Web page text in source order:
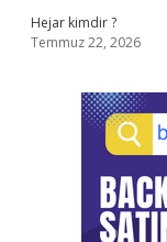
Hejar kimdir ?
Temmuz 22, 2026